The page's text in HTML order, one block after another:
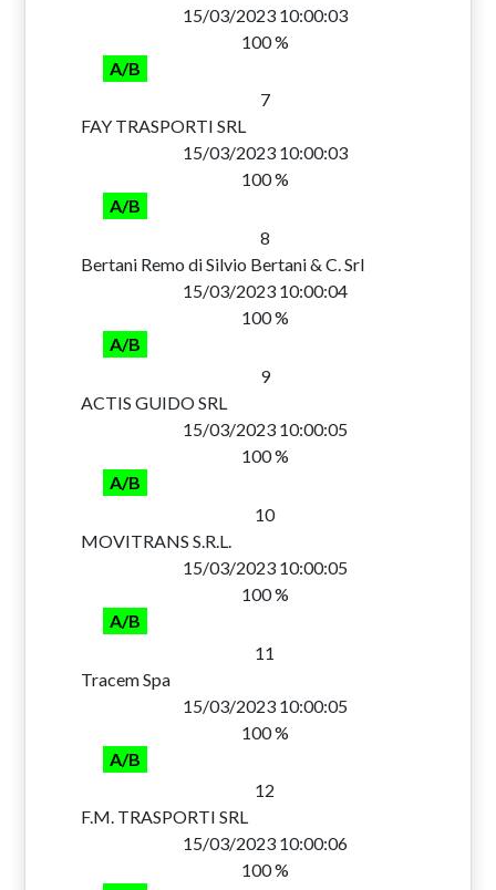
15/03/2023 10:00:03
100 %
A/B
7
FAY TRASPORTI SRL
15/03/2023 10:00:03
100 %
A/B
8
Bertani Remo di Silvio Bertani & C. Srl
15/03/2023 10:00:04
100 %
A/B
9
ACTIS GUIDO SRL
15/03/2023 10:00:05
100 %
A/B
10
MOVITRANS S.R.L.
15/03/2023 10:00:05
100 %
A/B
11
Tracem Spa
15/03/2023 10:00:05
100 %
A/B
12
F.M. TRASPORTI SRL
15/03/2023 10:00:06
100 %